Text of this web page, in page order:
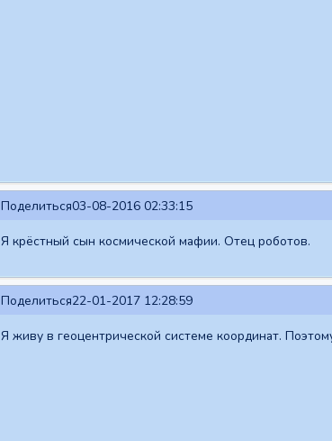
Поделиться03-08-2016 02:33:15
Я крёстный сын космической мафии. Отец роботов.
Поделиться22-01-2017 12:28:59
Я живу в геоцентрической системе координат.